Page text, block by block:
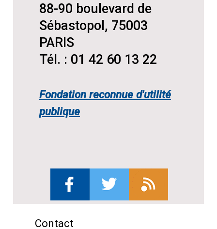
88-90 boulevard de
Sébastopol, 75003
PARIS
Tél. : 01 42 60 13 22
Fondation reconnue d'utilité
publique
Contact